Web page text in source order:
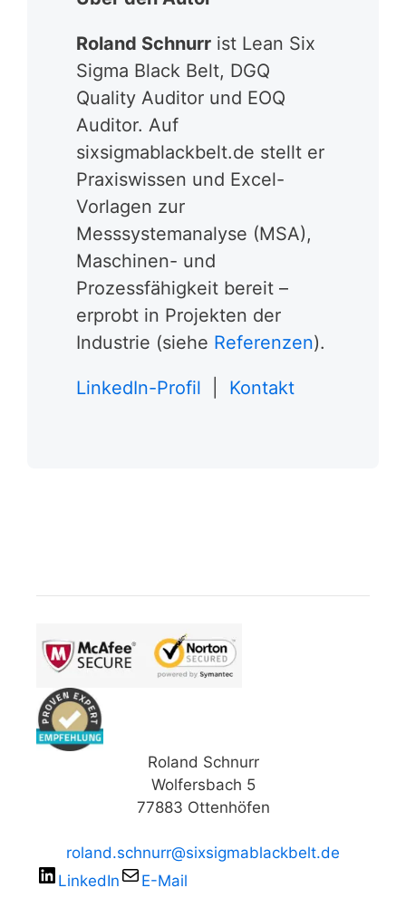
Roland Schnurr ist Lean Six
Sigma Black Belt, DGQ
Quality Auditor und EOQ
Auditor. Auf
sixsigmablackbelt.de stellt er
Praxiswissen und Excel-
Vorlagen zur
Messsystemanalyse (MSA),
Maschinen- und
Prozessfähigkeit bereit –
erprobt in Projekten der
Industrie (siehe Referenzen).
LinkedIn-Profil Kontakt
Roland Schnurr
Wolfersbach 5
77883 Ottenhöfen
roland.schnurr@sixsigmablackbelt.de
LinkedIn
E-Mail